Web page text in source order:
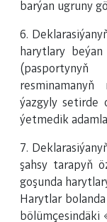
barýan ugruny
6.
harytlary
resminamanyň
ýazgyly setirde
ýetmedik
7.
şahsy tarapyň
goşunda
Harytlar
bölümçesindäki